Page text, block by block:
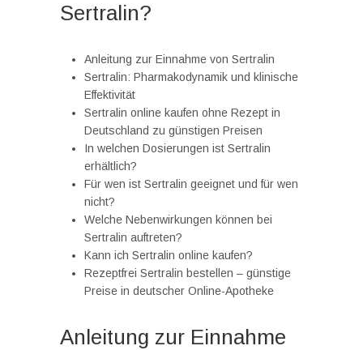
Sertralin?
Anleitung zur Einnahme von Sertralin
Sertralin: Pharmakodynamik und klinische
Effektivität
Sertralin online kaufen ohne Rezept in
Deutschland zu günstigen Preisen
In welchen Dosierungen ist Sertralin
erhältlich?
Für wen ist Sertralin geeignet und für wen
nicht?
Welche Nebenwirkungen können bei
Sertralin auftreten?
Kann ich Sertralin online kaufen?
Rezeptfrei Sertralin bestellen – günstige
Preise in deutscher Online-Apotheke
Anleitung zur Einnahme